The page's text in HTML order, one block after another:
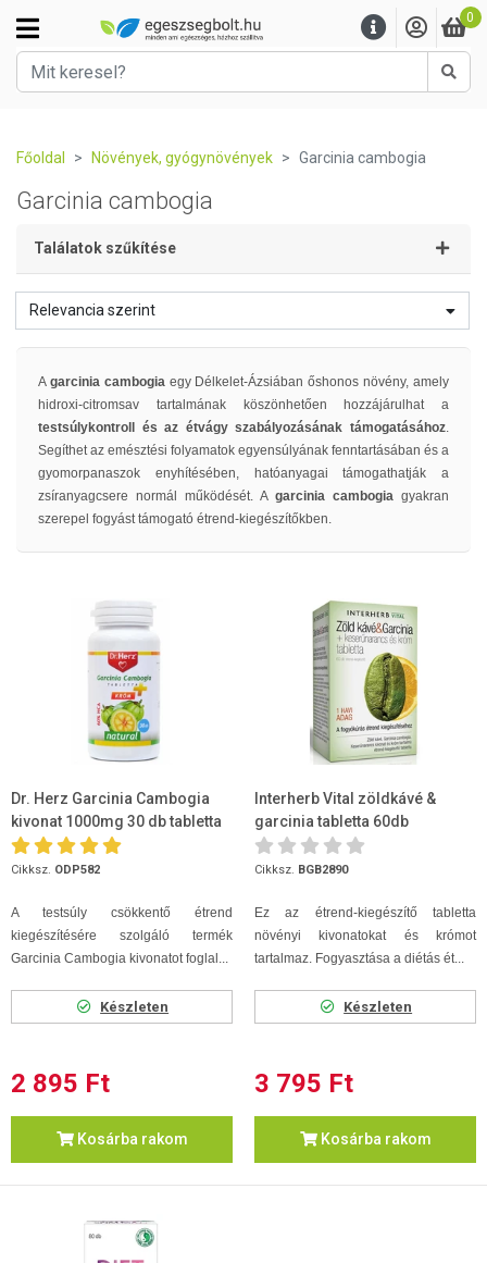
0
Főoldal Növények, gyógynövények Garcinia cambogia
Garcinia cambogia
Találatok szűkítése
Relevancia szerint
A garcinia cambogiaegy Délkelet-Ázsiában őshonos növény, amely
hidroxi-citromsav tartalmának köszönhetően hozzájárulhat a
testsúlykontroll és az étvágy szabályozásának támogatásához.
Segíthet az emésztési folyamatok egyensúlyának fenntartásában és a
gyomorpanaszok enyhítésében, hatóanyagai támogathatják a
zsíranyagcsere normál működését. A garcinia cambogia gyakran
szerepel fogyást támogató étrend-kiegészítőkben.
Dr. Herz Garcinia Cambogia
kivonat 1000mg 30 db tabletta
+ króm
Cikksz. ODP582
A testsúly csökkentő étrend
kiegészítésére szolgáló termék
Garcinia Cambogia kivonatot foglal...
Készleten
2 895 Ft
Kosárba rakom
Interherb Vital zöldkávé &
garcinia tabletta 60db
Cikksz. BGB2890
Ez az étrend-kiegészítő tabletta
növényi kivonatokat és krómot
tartalmaz. Fogyasztása a diétás ét...
Készleten
3 795 Ft
Kosárba rakom